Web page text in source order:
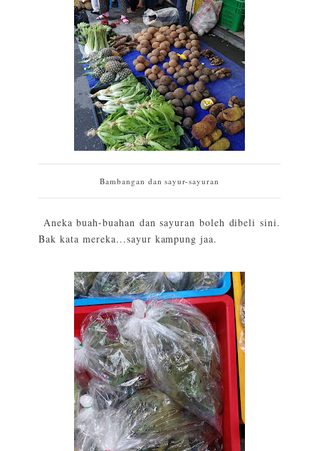
Bambangan dan sayur-sayuran
Aneka buah-buahan dan sayuran boleh dibeli sini.
Bak kata mereka...sayur kampung jaa.